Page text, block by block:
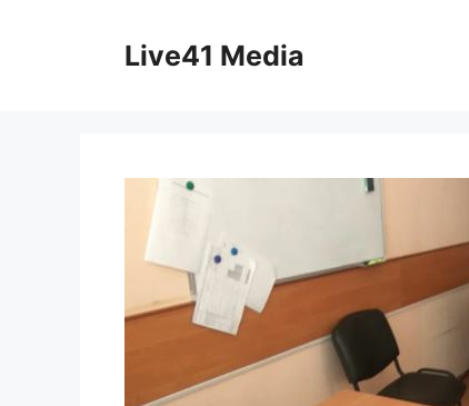
Live41 Media